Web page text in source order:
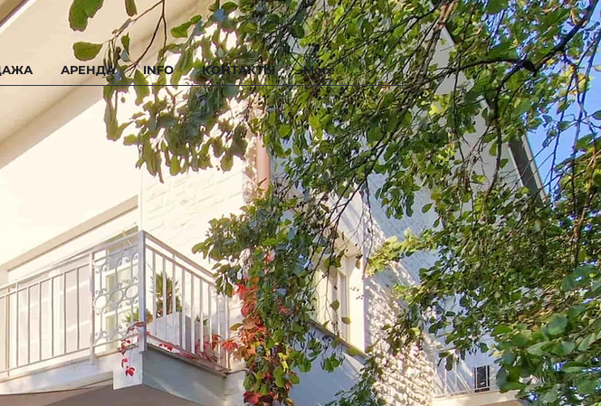
АРЕНДА INFO КОНТАКТЫ More